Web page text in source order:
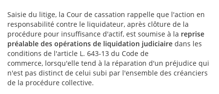
Saisie du litige, la Cour de cassation rappelle que l'action en
responsabilité contre le liquidateur, après clôture de la
procédure pour insuffisance d'actif, est soumise à la reprise
préalable des opérations de liquidation judiciaire dans les
conditions de l'article L. 643-13 du Code de
commerce, lorsqu'elle tend à la réparation d'un préjudice qui
n'est pas distinct de celui subi par l'ensemble des créanciers
de la procédure collective.